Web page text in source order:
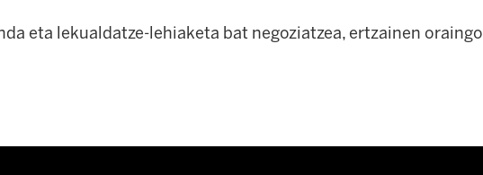
eta lekualdatze-lehiaketa bat negoziatzea, ertzainen oraingo